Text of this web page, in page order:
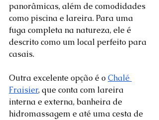
panorâmicas, além de comodidades
como piscina e lareira. Para uma
fuga completa na natureza, ele é
descrito como um local perfeito para
casais.
Outra excelente opção é o Chalé
Fraisier, que conta com lareira
interna e externa, banheira de
hidromassagem e até uma cesta de